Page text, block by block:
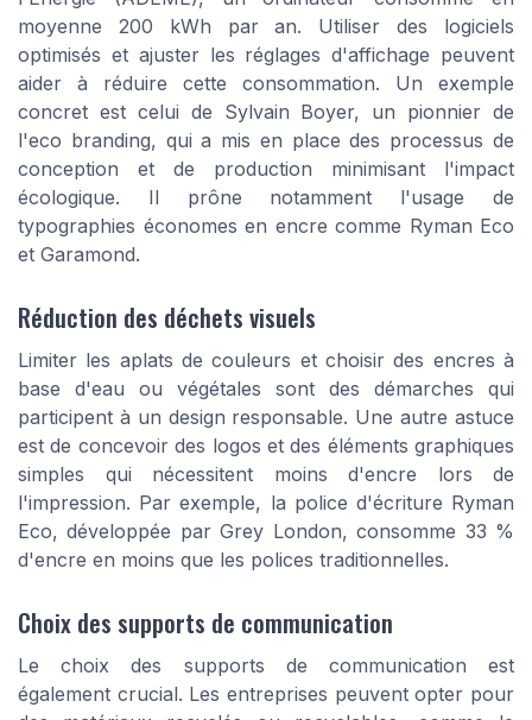
moyenne 200 kWh par an. Utiliser des logiciels
optimisés et ajuster les réglages d'affichage peuvent
aider à réduire cette consommation. Un exemple
concret est celui de Sylvain Boyer, un pionnier de
l'eco branding, qui a mis en place des processus de
conception et de production minimisant l'impact
écologique. Il prône notamment l'usage de
typographies économes en encre comme Ryman Eco
et Garamond.
Réduction des déchets visuels
Limiter les aplats de couleurs et choisir des encres à
base d'eau ou végétales sont des démarches qui
participent à un design responsable. Une autre astuce
est de concevoir des logos et des éléments graphiques
simples qui nécessitent moins d'encre lors de
l'impression. Par exemple, la police d'écriture Ryman
Eco, développée par Grey London, consomme 33 %
d'encre en moins que les polices traditionnelles.
Choix des supports de communication
Le choix des supports de communication est
également crucial. Les entreprises peuvent opter pour